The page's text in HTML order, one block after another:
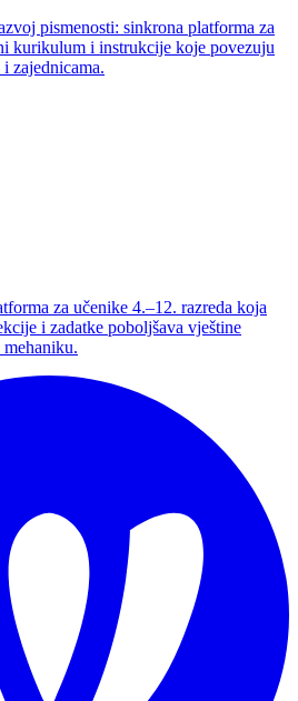
pismenosti: sinkrona platforma za
kurikulum i instrukcije koje povezuju
zajednicama.
za učenike 4.–12. razreda koja
i zadatke poboljšava vještine